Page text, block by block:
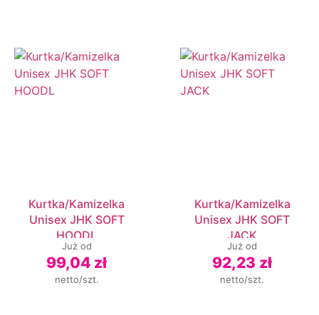
Kurtka/Kamizelka
Unisex JHK SOFT
HOODL
Już od
99,04 zł
netto/szt.
Kurtka/Kamizelka
Unisex JHK SOFT
JACK
Już od
92,23 zł
netto/szt.